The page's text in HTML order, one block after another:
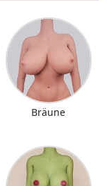
Bräune